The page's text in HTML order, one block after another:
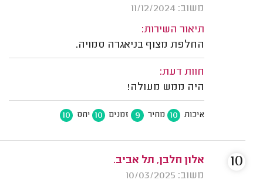
משוב: 11/12/2024
תיאור השירות:
החלפת מצוף בניאגרה סמויה.
חוות דעת:
היה ממש מעולה!
איכות 10 מחיר 9 זמנים 10 יחס 10
אלון חלבן, תל אביב.
משוב: 10/03/2025
10